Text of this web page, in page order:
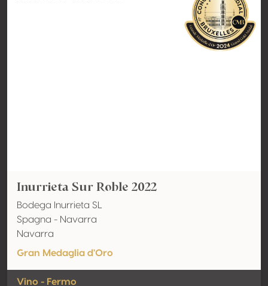
Inurrieta Sur Roble 2022
Bodega Inurrieta SL
Spagna - Navarra
Navarra
Gran Medaglia d'Oro
Vino - Fermo